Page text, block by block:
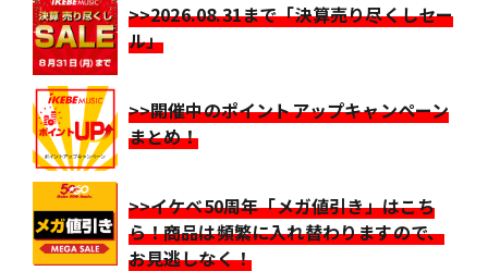
>>2026.08.31まで「決算売り尽くしセー
ル」
>>開催中のポイントアップキャンペーン
まとめ！
>>イケベ50周年「メガ値引き」はこち
ら！商品は頻繁に入れ替わりますので、
お見逃しなく！